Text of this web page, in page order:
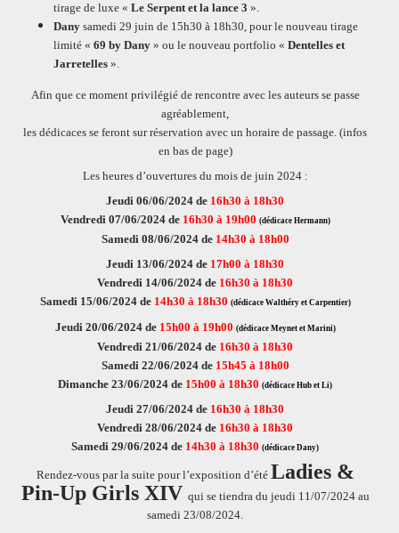
tirage de luxe « Le Serpent et la lance 3 ».
Dany samedi 29 juin de 15h30 à 18h30, pour le nouveau tirage
limité « 69 by Dany » ou le nouveau portfolio « Dentelles et
Jarretelles ».
Afin que ce moment privilégié de rencontre avec les auteurs se passe
agréablement,
les dédicaces se feront sur réservation avec un horaire de passage. (infos
en bas de page)
Les heures d’ouvertures du mois de juin 2024 :
Jeudi 06/06/2024 de 16h30 à 18h30
Vendredi 07/06/2024 de16h30 à 19h00 (dédicace Hermann)
Samedi 08/06/2024 de 14h30 à 18h00
Jeudi 13/06/2024 de 17h00 à 18h30
Vendredi 14/06/2024 de 16h30 à 18h30
Samedi 15/06/2024 de 14h30 à 18h30 (dédicace Walthéry et Carpentier)
Jeudi 20/06/2024 de15h00 à 19h00 (dédicace Meynet et Marini)
Vendredi 21/06/2024 de 16h30 à 18h30
Samedi 22/06/2024 de 15h45 à 18h00
Dimanche 23/06/2024 de 15h00 à 18h30 (dédicace Hub et Li)
Jeudi 27/06/2024 de 16h30 à 18h30
Vendredi 28/06/2024 de 16h30 à 18h30
Samedi 29/06/2024 de 14h30 à 18h30 (dédicace Dany)
Rendez-vous par la suite pour l’exposition d’été Ladies &
Pin-Up Girls XIV qui se tiendra du jeudi 11/07/2024 au
samedi 23/08/2024.